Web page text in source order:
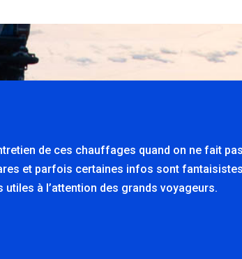
de ces chauffages quand on ne fait pas
et parfois certaines infos sont
à l’attention des grands voyageurs.